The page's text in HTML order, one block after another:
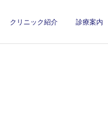
クリニック紹介 診療案内